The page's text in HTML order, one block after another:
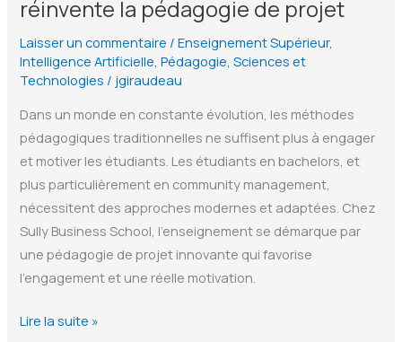
réinvente la pédagogie de projet
Laisser un commentaire /Enseignement Supérieur,
Intelligence Artificielle ,Pédagogie ,Sciences et
Technologies / jgiraudeau
Dans un monde en constante évolution, les méthodes
pédagogiques traditionnelles ne suffisent plus à engager
et motiver les étudiants. Les étudiants en bachelors, et
plus particulièrement en community management,
nécessitent des approches modernes et adaptées. Chez
Sully Business School, l’enseignement se démarque par
une pédagogie de projet innovante qui favorise
l’engagement et une réelle motivation.
Comment
Lire la suite »